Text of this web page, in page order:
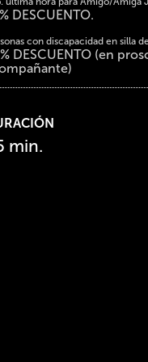
DESCUENTO.
con discapacidad en silla
DESCUENTO (en
min.